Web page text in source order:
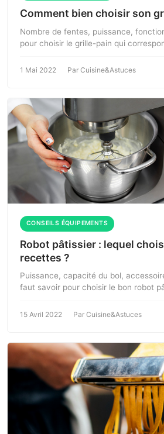
Comment bien choisir son
Nombre de fentes, puissance,
pour choisir le grille-pain qui
1 Mai 2022 Par Cuisine&Astuces
CONSEILS ÉQUIPEMENTS
Robot pâtissier : lequel
recettes ?
Puissance, capacité du bol,
faut savoir pour choisir le bon robot
15 Avril 2022 Par Cuisine&Astuces